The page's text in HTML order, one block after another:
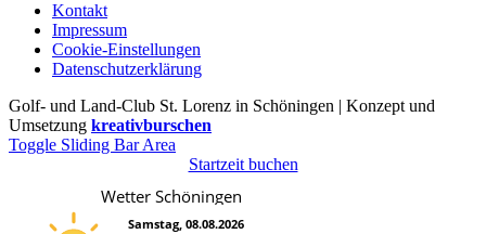
Kontakt
Impressum
Cookie-Einstellungen
Datenschutzerklärung
Golf- und Land-Club St. Lorenz in Schöningen | Konzept und
Umsetzung kreativburschen
Toggle Sliding Bar Area
Startzeit buchen
Wetter Schöningen
Samstag, 08.08.2026